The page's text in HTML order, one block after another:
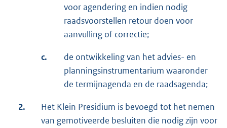
voor agendering en indien nodig
raadsvoorstellen retour doen voor
aanvulling of correctie;
c.
de ontwikkeling van het advies- en
planningsinstrumentarium waaronder
de termijnagenda en de raadsagenda;
2.
Het Klein Presidium is bevoegd tot het nemen
van gemotiveerde besluiten die nodig zijn voor